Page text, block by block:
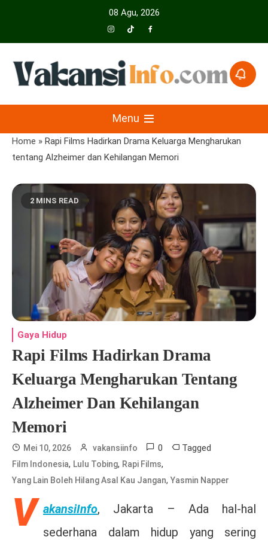
08 Agu, 2026
VakansiinfoMenu
Home » Rapi Films Hadirkan Drama Keluarga Mengharukan
tentang Alzheimer dan Kehilangan Memori
2 MINS READ
Gaya Hidup
Rapi Films Hadirkan Drama
Keluarga Mengharukan Tentang
Alzheimer Dan Kehilangan
Memori
Mei 10, 2026 vakansiinfo 0 Tagged
Film Indonesia, Lulu Tobing, Rapi Films,
Yang Lain Boleh Hilang Asal Kau Jangan, Yasmin Napper
V akansiInfo, Jakarta – Ada hal-hal
sederhana dalam hidup yang sering